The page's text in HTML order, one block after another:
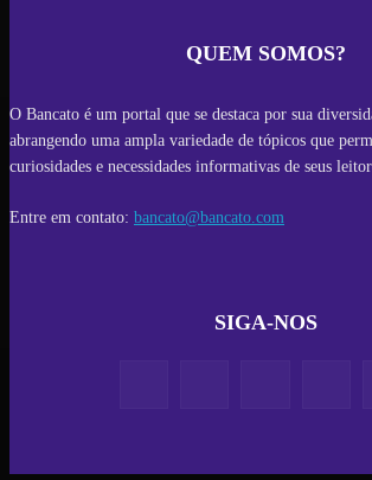
QUEM SOMOS?
O Bancato é um portal que se destaca por sua
abrangendo uma ampla variedade de tópicos que
curiosidades e necessidades informativas de seus
Entre em contato: bancato@bancato.com
SIGA-NOS